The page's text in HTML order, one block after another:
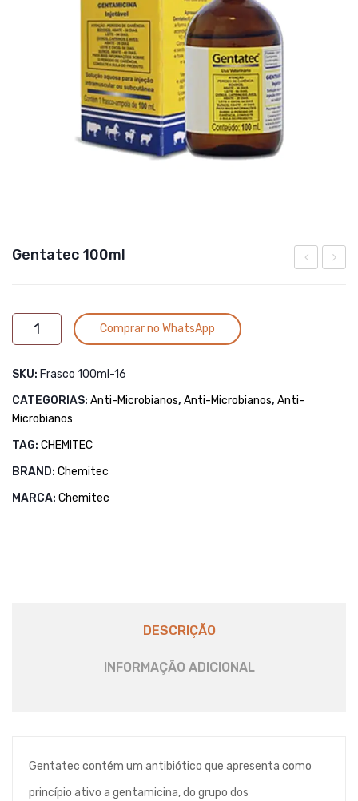
Gentatec 100ml
Gentatec
100ml
Comprar no WhatsApp
SKU: Frasco 100ml-16
CATEGORIAS: Anti-Microbianos, Anti-Microbianos, Anti-
Microbianos
TAG: CHEMITEC
BRAND: Chemitec
MARCA: Chemitec
DESCRIÇÃO
INFORMAÇÃO ADICIONAL
Gentatec contém um antibiótico que apresenta como
princípio ativo a gentamicina, do grupo dos